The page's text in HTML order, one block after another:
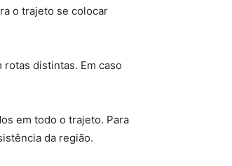
o trajeto se colocar
distintas. Em caso
em todo o trajeto. Para
da região.